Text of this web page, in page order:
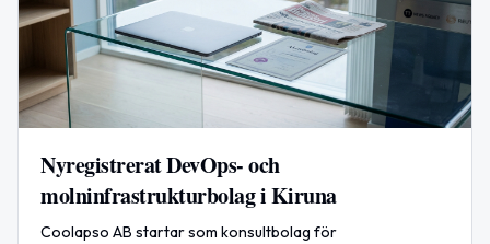
Nyregistrerat DevOps- och
molninfrastrukturbolag i Kiruna
Coolapso AB startar som konsultbolag för